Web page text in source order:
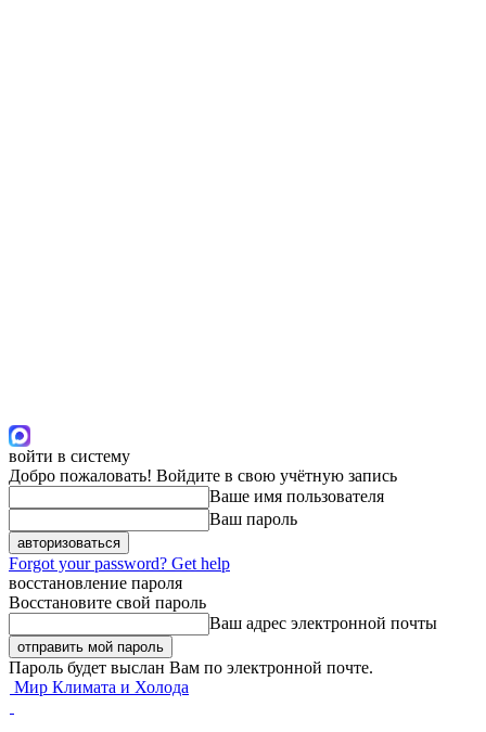
войти в систему
Добро пожаловать! Войдите в свою учётную запись
Ваше имя пользователя
Ваш пароль
Forgot your password? Get help
восстановление пароля
Восстановите свой пароль
Ваш адрес электронной почты
Пароль будет выслан Вам по электронной почте.
Мир Климата и Холода